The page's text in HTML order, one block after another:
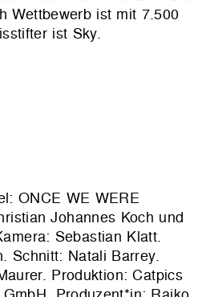
Wettbewerb ist mit 7.500
ist Sky.
ONCE WE WERE
Johannes Koch und
Sebastian Klatt.
Schnitt: Natali Barrey.
Produktion: Catpics